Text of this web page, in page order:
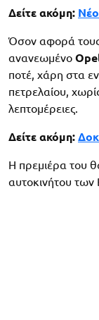
Δείτε ακόμη:
Όσον αφορά τους
ανανεωμένο
ποτέ, χάρη στα
πετρελαίου,
λεπτομέρειες.
Δείτε ακόμη:
Η πρεμιέρα του
αυτοκινήτου